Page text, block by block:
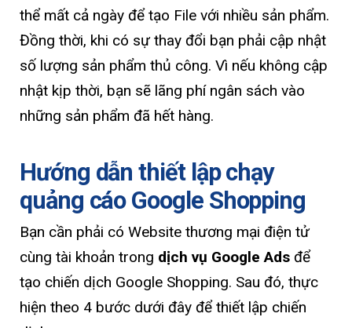
thể mất cả ngày để tạo File với nhiều sản phẩm.
Đồng thời, khi có sự thay đổi bạn phải cập nhật
số lượng sản phẩm thủ công. Vì nếu không cập
nhật kịp thời, bạn sẽ lãng phí ngân sách vào
những sản phẩm đã hết hàng.
Hướng dẫn thiết lập chạy
quảng cáo Google Shopping
Bạn cần phải có Website thương mại điện tử
cùng tài khoản trong dịch vụ Google Ads để
tạo chiến dịch Google Shopping. Sau đó, thực
hiện theo 4 bước dưới đây để thiết lập chiến